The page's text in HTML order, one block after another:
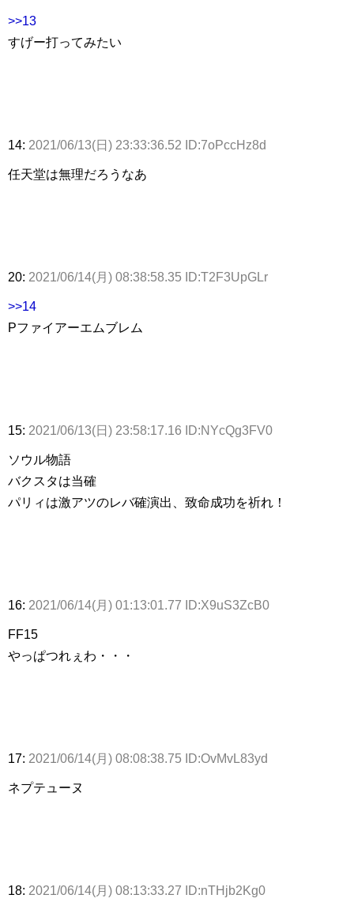
>>13
すげー打ってみたい
14: 2021/06/13(日) 23:33:36.52 ID:7oPccHz8d
任天堂は無理だろうなあ
20: 2021/06/14(月) 08:38:58.35 ID:T2F3UpGLr
>>14
Pファイアーエムブレム
15: 2021/06/13(日) 23:58:17.16 ID:NYcQg3FV0
ソウル物語
バクスタは当確
パリィは激アツのレバ確演出、致命成功を祈れ！
16: 2021/06/14(月) 01:13:01.77 ID:X9uS3ZcB0
FF15
やっぱつれぇわ・・・
17: 2021/06/14(月) 08:08:38.75 ID:OvMvL83yd
ネプテューヌ
18: 2021/06/14(月) 08:13:33.27 ID:nTHjb2Kg0